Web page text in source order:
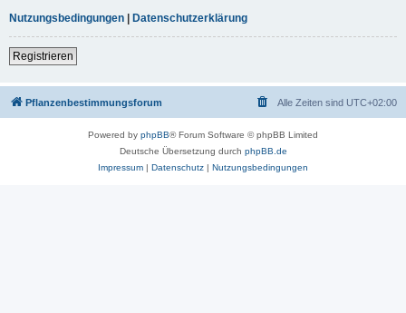
Nutzungsbedingungen | Datenschutzerklärung
Registrieren
Pflanzenbestimmungsforum Alle Zeiten sind UTC+02:00
Powered by phpBB® Forum Software © phpBB Limited
Deutsche Übersetzung durch phpBB.de
Impressum | Datenschutz | Nutzungsbedingungen